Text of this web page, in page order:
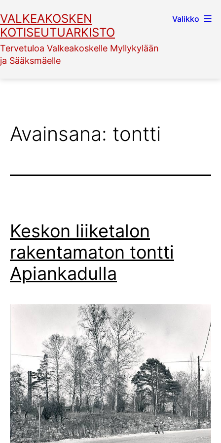
sisältöön
VALKEAKOSKEN
KOTISEUTUARKISTO
Tervetuloa Valkeakoskelle Myllykylään
ja Sääksmäelle
Valikko
Avainsana: tontti
Keskon liiketalon
rakentamaton tontti
Apiankadulla